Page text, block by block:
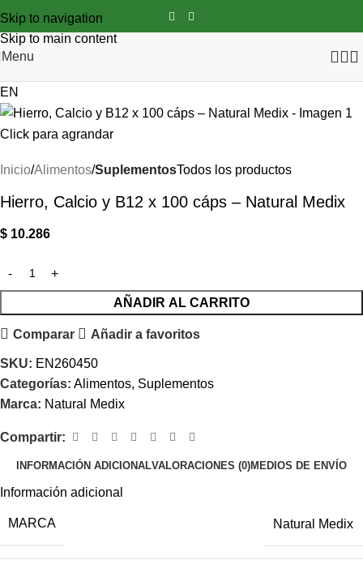
Skip to navigation
Skip to main content
Menu
EN
Click para agrandar
Inicio Alimentos SuplementosTodos los productos
Hierro, Calcio y B12 x 100 cáps – Natural Medix
$ 10.286
AÑADIR AL CARRITO
Comparar Añadir a favoritos
SKU: EN260450
Categorías: Alimentos, Suplementos
Marca: Natural Medix
Compartir:
INFORMACIÓN ADICIONALVALORACIONES (0)MEDIOS DE ENVÍO
Información adicional
MARCA Natural Medix